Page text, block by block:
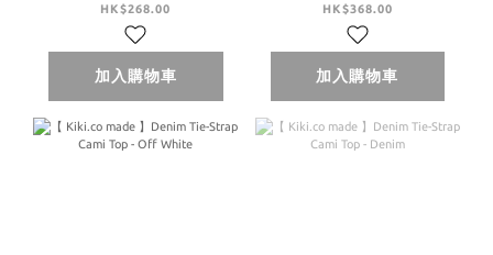
HK$268.00
加入購物車
HK$368.00
加入購物車